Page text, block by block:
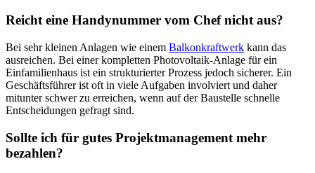
Reicht eine Handynummer vom Chef nicht aus?
Bei sehr kleinen Anlagen wie einem Balkonkraftwerk kann das
ausreichen. Bei einer kompletten Photovoltaik-Anlage für ein
Einfamilienhaus ist ein strukturierter Prozess jedoch sicherer. Ein
Geschäftsführer ist oft in viele Aufgaben involviert und daher
mitunter schwer zu erreichen, wenn auf der Baustelle schnelle
Entscheidungen gefragt sind.
Sollte ich für gutes Projektmanagement mehr
bezahlen?